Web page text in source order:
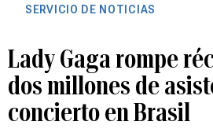
SERVICIO DE NOTICIAS
Lady Gaga rompe
dos millones de
concierto en Brasil